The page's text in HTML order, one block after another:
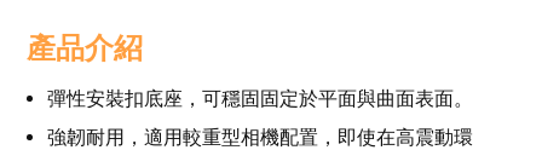
產品介紹
彈性安裝扣底座，可穩固固定於平面與曲面表面。
強韌耐用，適用較重型相機配置，即使在高震動環